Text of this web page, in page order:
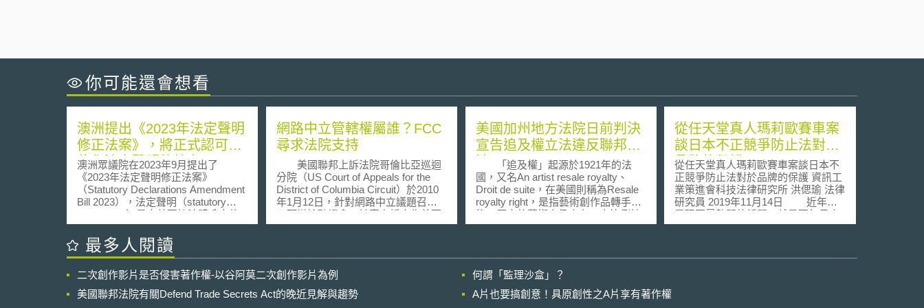
你可能還會想看
澳洲提出《2023年法定聲明
修正法案》，將正式認可數
位化法定聲明的效力
澳洲眾議院在2023年9月提出了
《2023年法定聲明修正法案》
（Statutory Declarations Amendment
Bill 2023），法定聲明（statutory
declaration）是大英國協法體系中的
一種法律行為，效力相當於宣誓，以
確認聲明人聲明內容為真。如受雇者
可以法定聲明的方式聲明自己的工作
補充。該修正案將使數位方式（digital
execution）進行的法定聲明和傳統書
面形式具有相同效力。 澳洲政府在
網路中立管轄權屬誰？FCC
尋求法院支持
美國聯邦上訴法院哥倫比亞巡迴
分院（US Court of Appeals for the
District of Columbia Circuit）於2010
年1月12日，針對網路中立議題召開
口頭辯論聽證會。該案上訴人為美國
目前電視及網路服務市佔率最高的
路服務提供者（Internet Services
Provider, ISP）限制其用戶使用
BitTorrent。 BitTorrent為一種常見
美國加州地方法院日前判決
宣告追及權立法違反聯邦憲
「追及權」起源於1921年的法
國，又名An artist resale royalty、
Droit de suite，在美國則稱為Resale
royalty right，是指藝術創作品轉手
後，原來的藝術家仍享有一定比例抽
成的權利。立法之初在於保護弱勢的
時的天價。然而，獲利的僅是收藏家
與投資客，梵谷與其後代沒有享受到
絲毫利益。再者，藝術創造家不似出
從任天堂真人瑪莉歐賽車案
談日本不正競爭防止法對於
品牌的保護
從任天堂真人瑪莉歐賽車案談日本不
正競爭防止法對於品牌的保護 資訊工
業策進會科技法律研究所 洪偲瑜 法律
研究員 2019年11月14日 近年在
電玩圈最熱門的話題，就是百年日本
遊戲公司任天堂創作的經典瑪莉歐賽
最多人閱讀
二次創作影片是否侵害著作權-以谷阿莫二次創作影片為例
何謂「監理沙盒」？
美國聯邦法院有關Defend Trade Secrets Act的晚近見解與趨勢
A片也要搞創意！具原創性之A片享有著作權